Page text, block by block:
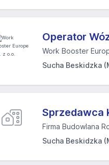
Operator
Work Booster
Sucha Beskidzka
Sprzedawca
Firma Budowlana
Sucha Beskidzka